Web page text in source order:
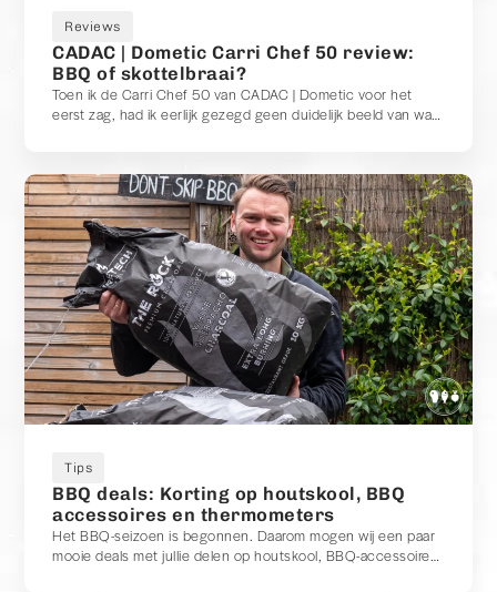
Reviews
CADAC | Dometic Carri Chef 50 review:
BBQ of skottelbraai?
Toen ik de Carri Chef 50 van CADAC | Dometic voor het
eerst zag, had ik eerlijk gezegd geen duidelijk beeld van wat
Chef zag, dacht ik juist: dit lijkt toch gewoon op een BBQ?
Dat maakte mij nieuwsgierig. Is het een barbecue? Een
skottelbraai? Of misschien allebei? Na meerdere keren
gebruiken, van het grillen van een flinke ribeye tot het roken
van zalm met een rookbox, heb ik inmiddels een goed beeld
van wat deze CADAC nu eigenlijk is. En ik moet zeggen: hij
heeft me op meerdere punten verrast.
Tips
BBQ deals: Korting op houtskool, BBQ
accessoires en thermometers
Het BBQ-seizoen is begonnen. Daarom mogen wij een paar
mooie deals met jullie delen op houtskool, BBQ-accessoires